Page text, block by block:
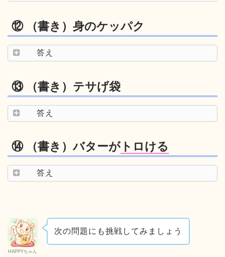
⑫ （書き）身のケッパク
答え
⑬ （書き）テサげ袋
答え
⑭ （書き）バターがトロける
答え
HAPPYちゃん
次の問題にも挑戦してみましょう